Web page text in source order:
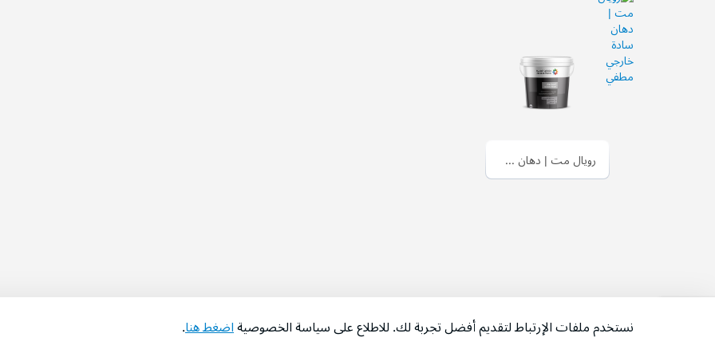
رويال مت | دهان سادة خارجي مطفي
نستخدم ملفات الإرتباط لتقديم أفضل تجربة لك. للاطلاع على سياسة الخصوصيةاضغط هنا.